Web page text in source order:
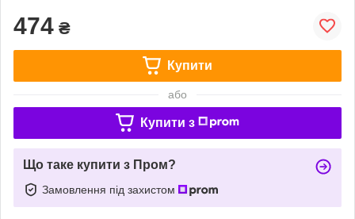
474 ₴
Купити
або
Купити з
Що таке купити з Пром?
Замовлення під захистом